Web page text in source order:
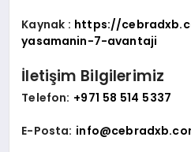
Kaynak : https://
yasamanin-7-avantaji
İletişim Bilgilerimiz
Telefon: +971 58 514 5337
E-Posta: